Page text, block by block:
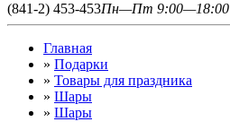
(841-2) 453-453Пн—Пт 9:00—18:00
Главная
» Подарки
» Товары для праздника
» Шары
» Шары